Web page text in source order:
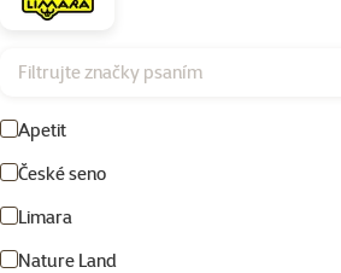
Filtrujte značky psaním
Apetit
České seno
Limara
Nature Land